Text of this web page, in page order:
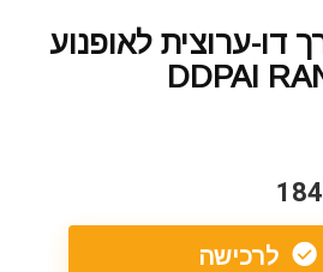
דו-ערוצית לאופנוע
DDPAI
לרכישה